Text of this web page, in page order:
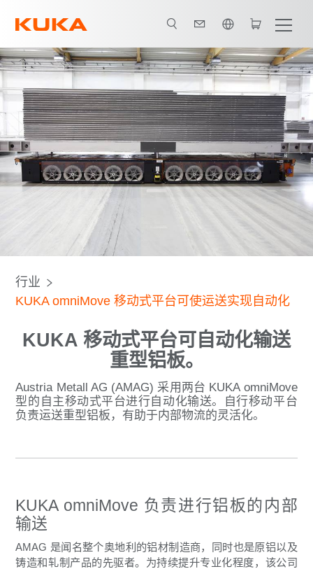
所有系统合作伙伴
行业
KUKA omniMove 移动式平台可使运送实现自动化
KUKA 移动式平台可自动化输送
重型铝板。
Austria Metall AG (AMAG) 采用两台 KUKA omniMove
型的自主移动式平台进行自动化输送。自行移动平台
负责运送重型铝板，有助于内部物流的灵活化。
KUKA omniMove 负责进行铝板的内部
输送
AMAG 是闻名整个奥地利的铝材制造商，同时也是原铝以及
铸造和轧制产品的先驱者。为持续提升专业化程度，该公司